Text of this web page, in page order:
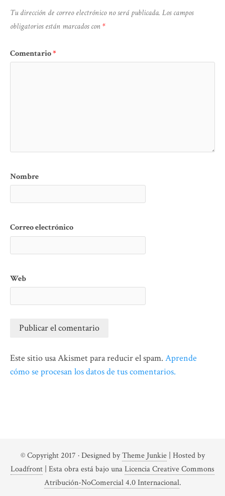
Tu dirección de correo electrónico no será publicada. Los campos
obligatorios están marcados con*
Comentario*
Nombre
Correo electrónico
Web
Este sitio usa Akismet para reducir el spam. Aprende
cómo se procesan los datos de tus comentarios.
© Copyright 2017 · Designed byTheme Junkie| Hosted by
Loadfront | Esta obra está bajo unaLicencia Creative Commons
Atribución-NoComercial 4.0 Internacional.